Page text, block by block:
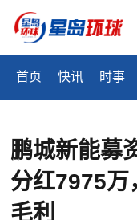
首页 快讯 时事
鹏城新能募
分红7975万
毛利